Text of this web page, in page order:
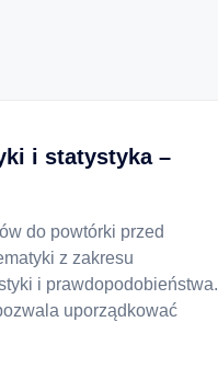
i statystyka –
do powtórki przed
z zakresu
i prawdopodobieństwa.
uporządkować